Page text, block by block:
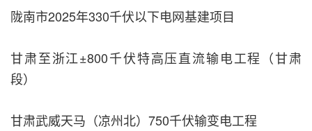
陇南市2025年330千伏以下电网基建项目
甘肃至浙江±800千伏特高压直流输电工程（甘肃
段）
甘肃武威天马（凉州北）750千伏输变电工程